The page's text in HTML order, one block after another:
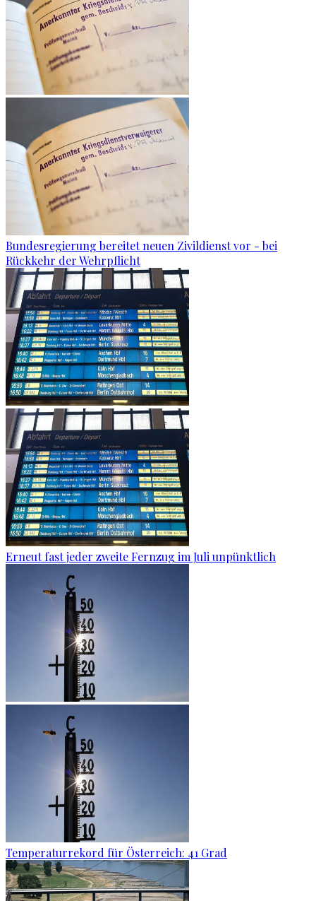
Bundesregierung bereitet neuen Zivildienst vor - bei
Rückkehr der Wehrpflicht
Erneut fast jeder zweite Fernzug im Juli unpünktlich
Temperaturrekord für Österreich: 41 Grad